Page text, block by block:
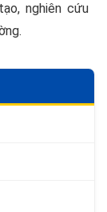
nghiên cứu